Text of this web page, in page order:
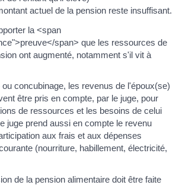
actuel de la pension reste insuffisant.
la <span
span> que les ressources de
ont augmenté, notamment s'il vit à
concubinage, les revenus de l'époux(se)
être pris en compte, par le juge, pour
de ressources et les besoins de celui
juge prend aussi en compte le revenu
aux frais et aux dépenses
(nourriture, habillement, électricité,
de la pension alimentaire doit être faite